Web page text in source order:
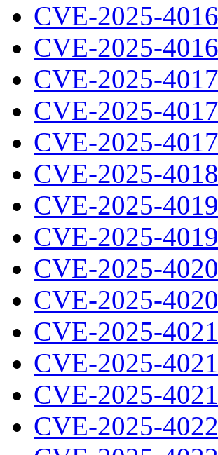
CVE-2025-
CVE-2025-
CVE-2025-
CVE-2025-
CVE-2025-
CVE-2025-
CVE-2025-
CVE-2025-
CVE-2025-
CVE-2025-
CVE-2025-
CVE-2025-
CVE-2025-
CVE-2025-